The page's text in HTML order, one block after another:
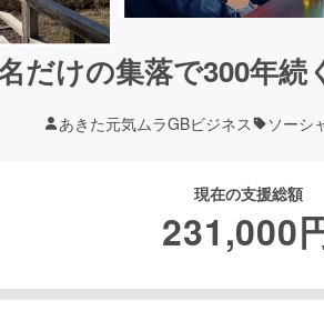
だけの集落で300年
あきた元気ムラGBビジネス ソーシ
現在の支援総額
231,000